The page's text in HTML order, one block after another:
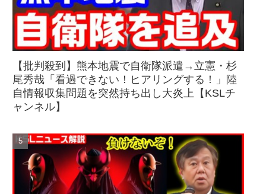
【批判殺到】熊本地震で自衛隊派遣→立憲・杉
尾秀哉「看過できない！ヒアリングする！」陸
自情報収集問題を突然持ち出し大炎上【KSLチ
ャンネル】